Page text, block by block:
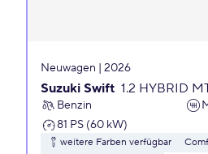
Neuwagen | 2026
Suzuki Swift 1.2 HYBRID
Benzin
81 PS (60 kW)
weitere Farben verfügbar